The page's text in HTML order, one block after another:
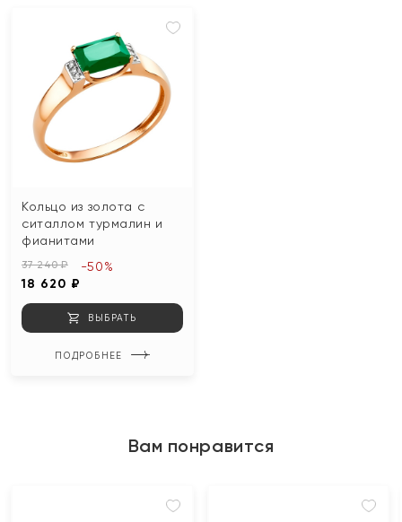
Кольцо из золота с
ситаллом турмалин и
фианитами
37 240 ₽
18 620 ₽
-50%
ВЫБРАТЬ
ПОДРОБНЕЕ
Вам понравится